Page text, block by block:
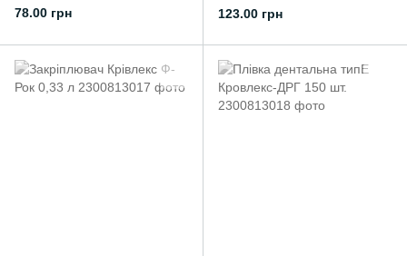
мл. робочого розчину)
78.00 грн
123.00 грн